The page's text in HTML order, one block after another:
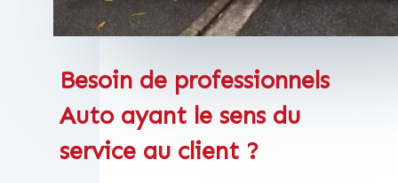
Besoin de professionnels
Auto ayant le sens du
service au client ?